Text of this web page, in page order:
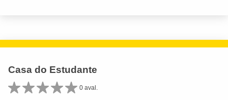
Casa do Estudante
0 aval.